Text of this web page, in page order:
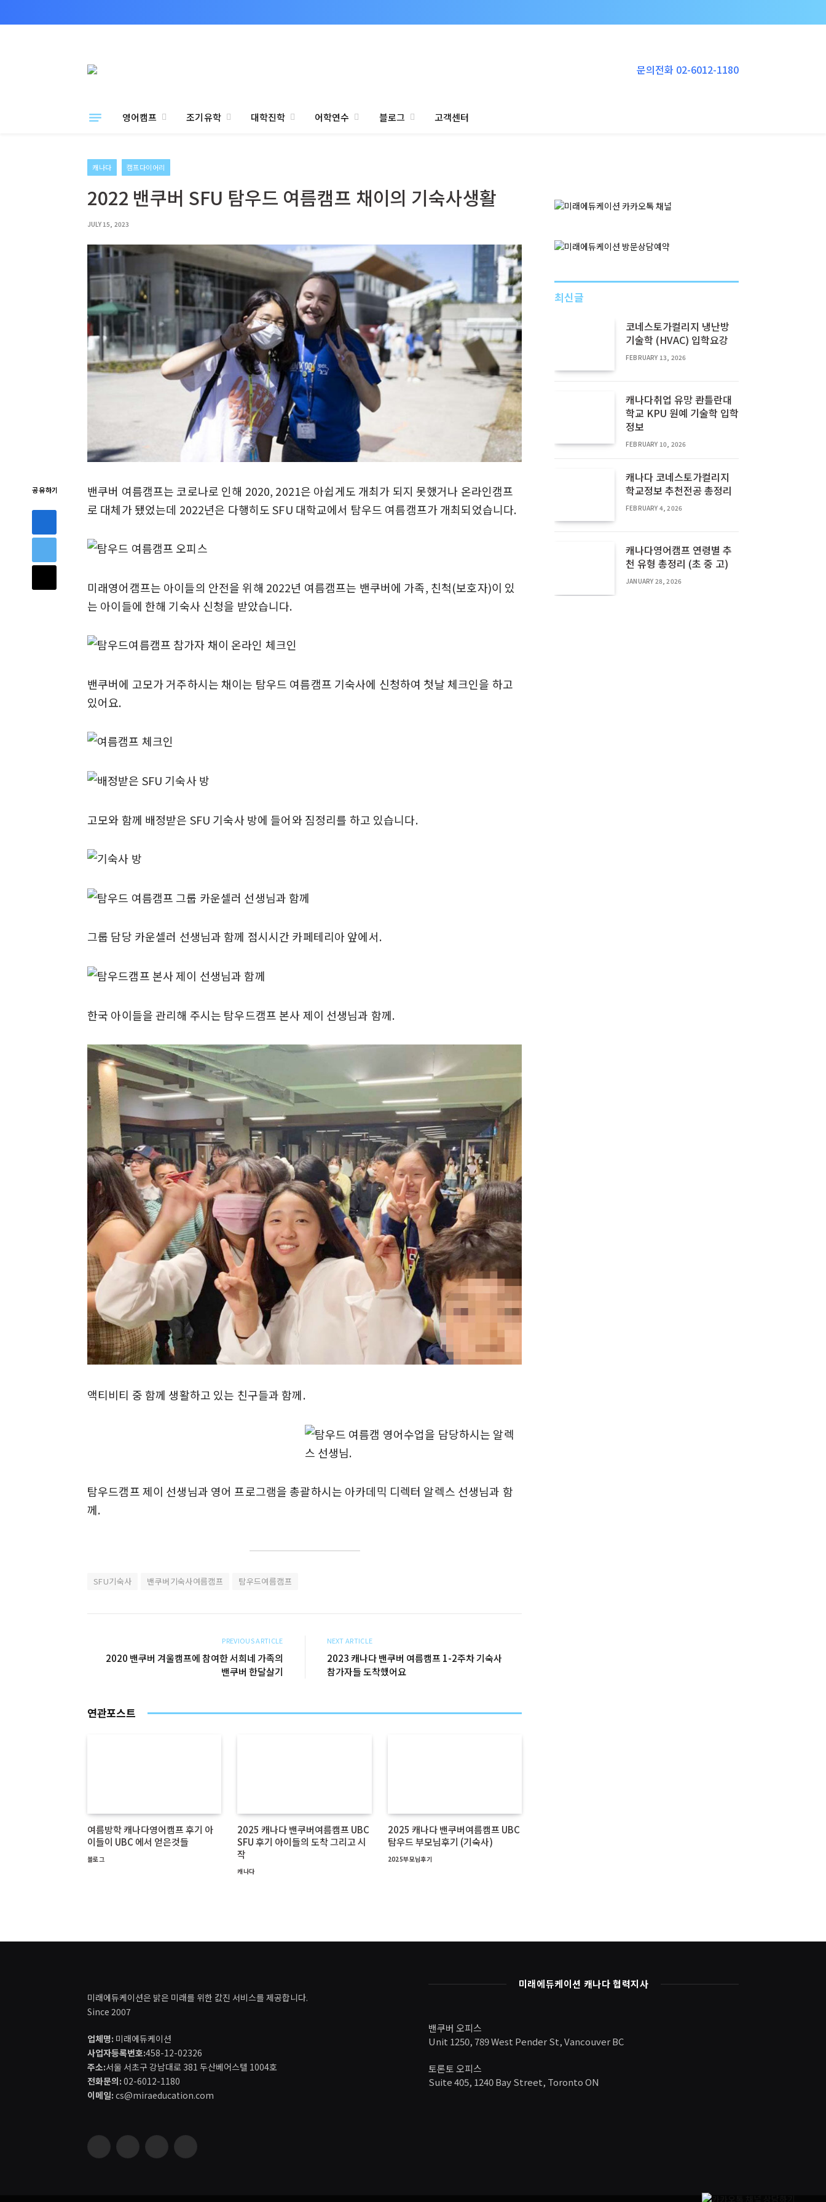
문의전화 02-6012-1180
영어캠프 조기유학 대학진학 어학연수 블로그 고객센터
캐나다 캠프다이어리
2022 밴쿠버 SFU 탐우드 여름캠프 채이의 기숙사생활
JULY 15, 2023
공유하기
밴쿠버 여름캠프는 코로나로 인해 2020, 2021은 아쉽게도 개최가 되지 못했거나 온라인캠프
로 대체가 됐었는데 2022년은 다행히도 SFU 대학교에서 탐우드 여름캠프가 개최되었습니다.
미래영어캠프는 아이들의 안전을 위해 2022년 여름캠프는 밴쿠버에 가족, 친척(보호자)이 있
는 아이들에 한해 기숙사 신청을 받았습니다.
밴쿠버에 고모가 거주하시는 채이는 탐우드 여름캠프 기숙사에 신청하여 첫날 체크인을 하고
있어요.
고모와 함께 배정받은 SFU 기숙사 방에 들어와 짐정리를 하고 있습니다.
그룹 담당 카운셀러 선생님과 함께 점시시간 카페테리아 앞에서.
한국 아이들을 관리해 주시는 탐우드캠프 본사 제이 선생님과 함께.
액티비티 중 함께 생활하고 있는 친구들과 함께.
탐우드캠프 제이 선생님과 영어 프로그램을 총괄하시는 아카데믹 디렉터 알렉스 선생님과 함
께.
SFU기숙사 밴쿠버기숙사여름캠프 탐우드여름캠프
PREVIOUS ARTICLE
2020 밴쿠버 겨울캠프에 참여한 서희네 가족의
밴쿠버 한달살기
NEXT ARTICLE
2023 캐나다 밴쿠버 여름캠프 1-2주차 기숙사
참가자들 도착했어요
연관포스트
여름방학 캐나다영어캠프 후기 아
이들이 UBC 에서 얻은것들
블로그
2025 캐나다 밴쿠버여름캠프 UBC
SFU 후기 아이들의 도착 그리고 시
작
캐나다
2025 캐나다 밴쿠버여름캠프 UBC
탐우드 부모님후기 (기숙사)
2025부모님후기
최신글
코네스토가컬리지 냉난방
기술학 (HVAC) 입학요강
FEBRUARY 13, 2026
캐나다취업 유망 콴틀란대
학교 KPU 원예 기술학 입학
정보
FEBRUARY 10, 2026
캐나다 코네스토가컬리지
학교정보 추천전공 총정리
FEBRUARY 4, 2026
캐나다영어캠프 연령별 추
천 유형 총정리 (초 중 고)
JANUARY 28, 2026
미래에듀케이션은 밝은 미래를 위한 값진 서비스를 제공합니다.
Since 2007
업체명: 미래에듀케이션
사업자등록번호:458-12-02326
주소:서울 서초구 강남대로 381 두산베어스텔 1004호
전화문의: 02-6012-1180
이메일: cs@miraeducation.com
InstagramVimeo YouTube RSS
미래에듀케이션 캐나다 협력지사
밴쿠버 오피스
Unit 1250, 789 West Pender St, Vancouver BC
토론토 오피스
Suite 405, 1240 Bay Street, Toronto ON